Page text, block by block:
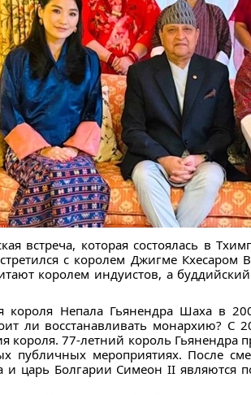
встреча, которая состоялась в
с королем Джигме Кхесаром
королем индуистов, а
короля Непала Гьянендра Шаха в
ли восстанавливать монархию? С
короля. 77-летний король Гьянендра
публичных мероприятиях. После
и царь Болгарии Симеон II